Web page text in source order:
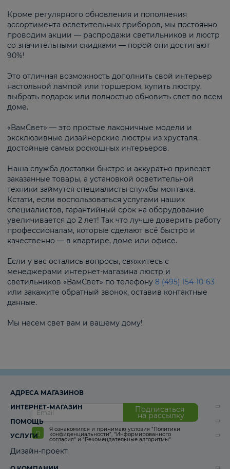
Кроме регулярного обновления и пополнения
ассортимента осветительных приборов, мы постоянно
проводим акции — распродажи светильников и люстр
со значительными скидками — порой они достигают
90%!
Это отличная возможность дополнить свой интерьер
настольной лампой или торшером, купить люстру,
выбрать подарок или полностью обновить свет во всем
доме.
«ВамСвет» — это простые лаконичные модели и
эксклюзивные дизайнерские люстры из хрусталя,
достойные самых роскошных интерьеров.
Наша служба доставки быстро и аккуратно привезет
заказанные товары, а установкой осветительной
техники займутся специалисты службы монтажа.
Кстати, если воспользоваться услугами наших
специалистов, гарантийный срок на оборудование
увеличивается до 2 лет! Так что лучше доверить работу
профессионалам, которые сделают всё быстро и
качественно — в квартире, доме или офисе.
Если у вас остались вопросы, свяжитесь с
менеджерами интернет-магазина люстр и
светильников «ВамСвет» по телефону 8 (495) 154-10-63
или закажите обратный звонок, оставив контактные
данные.
Мы несем свет вам и вашему дому!
Подписаться
на рассылку
Я ознакомился и принимаю условия “Политики
конфиденциальности”, “Информированного
согласия“ и “Рекомендательные алгоритмы“
АДРЕСА МАГАЗИНОВ
ИНТЕРНЕТ-МАГАЗИН
ПОМОЩЬ
УСЛУГИ
Дизайн-проект